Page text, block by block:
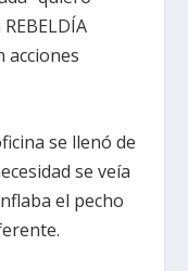
acciones
se llenó de
se veía
el pecho